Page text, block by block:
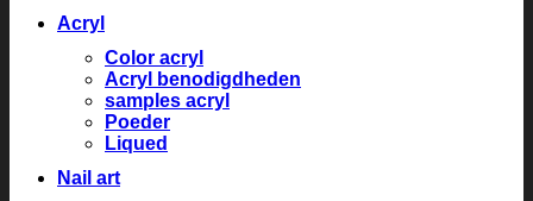
Acryl
Color acryl
Acryl benodigdheden
samples acryl
Poeder
Liqued
Nail art